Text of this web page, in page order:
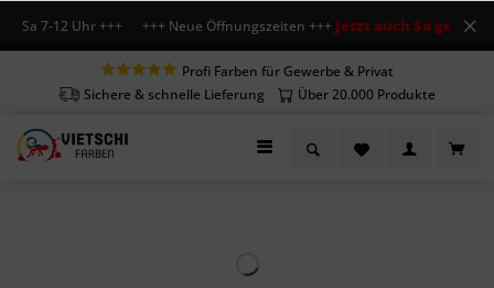
7-12 Uhr +++ +++ Neue Öffnungszeiten +++Jetzt auch Sa geöffnet
Profi Farben für Gewerbe & Privat
Sichere & schnelle Lieferung
Über 20.000 Produkte